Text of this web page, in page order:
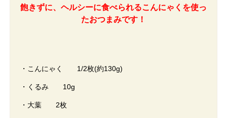
飽きずに、ヘルシーに食べられるこんにゃくを使っ
たおつまみです！
・こんにゃく 1/2枚(約130g)
・くるみ 10g
・大葉 2枚